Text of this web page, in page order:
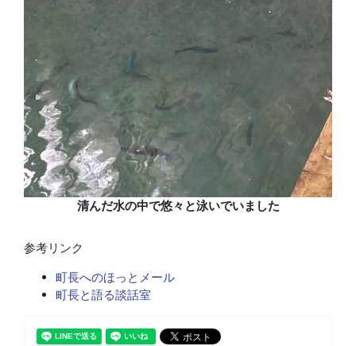
清んだ水の中で悠々と泳いでいました
参考リンク
町長へのほっとメール
町長と語る談話室